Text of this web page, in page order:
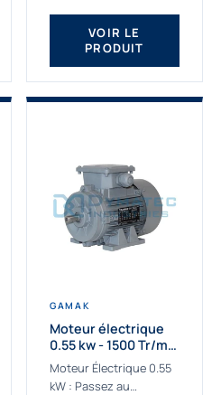
VOIR LE
PRODUIT
GAMAK
Moteur électrique
0.55 kw - 1500 Tr/min
- 230/400V -
Rendement IE4
Moteur Électrique 0.55
kW : Passez au